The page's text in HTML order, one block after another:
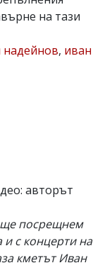
на тази
надейнов, иван
авторът
ще посрещнем
и с концерти на
кметът Иван